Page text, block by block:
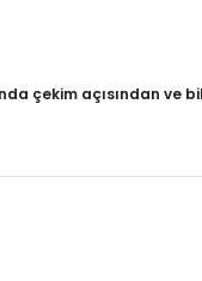
çekim açısından